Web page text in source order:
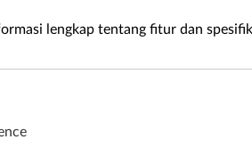
lengkap tentang fitur dan